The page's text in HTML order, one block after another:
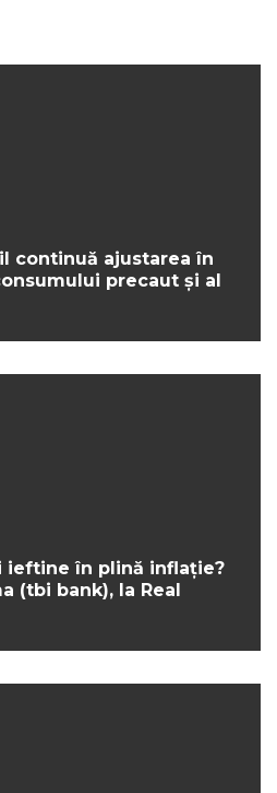
continuă ajustarea în
precaut și al
ieftine în plină inflație?
(tbi bank), la Real